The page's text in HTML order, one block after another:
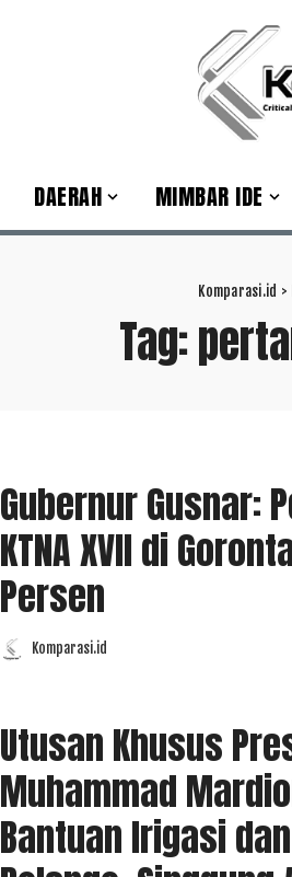
DAERAH MIMBAR IDE
Komparasi.id >
Tag:
Gubernur Gusnar:
KTNA XVII di
Persen
PostedKomparasi.id
Utusan Khusus
Muhammad
Bantuan Irigasi